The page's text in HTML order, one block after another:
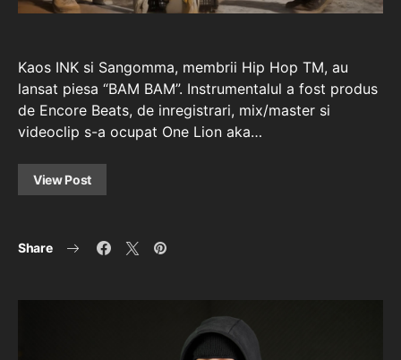
Kaos INK si Sangomma, membrii Hip Hop TM, au
lansat piesa “BAM BAM”. Instrumentalul a fost produs
de Encore Beats, de inregistrari, mix/master si
videoclip s-a ocupat One Lion aka…
View Post
Share